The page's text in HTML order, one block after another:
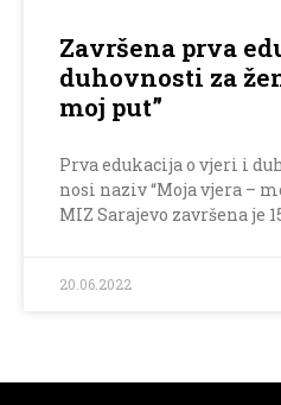
Završena prva
duhovnosti za
moj put”
Prva edukacija o vjeri i
nosi naziv “Moja vjera –
MIZ Sarajevo završena je
20.06.2022